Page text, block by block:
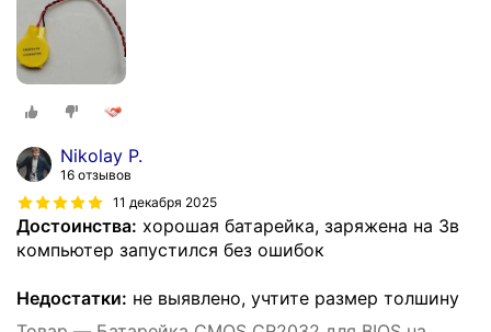
Nikolay P.
16 отзывов
11 декабря 2025
Достоинства: хорошая батарейка, заряжена на 3в
компьютер запустился без ошибок
Недостатки: не выявлено, учтите размер толшину